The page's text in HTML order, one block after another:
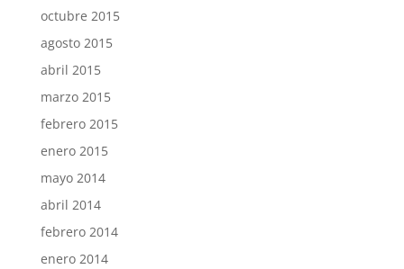
octubre 2015
agosto 2015
abril 2015
marzo 2015
febrero 2015
enero 2015
mayo 2014
abril 2014
febrero 2014
enero 2014